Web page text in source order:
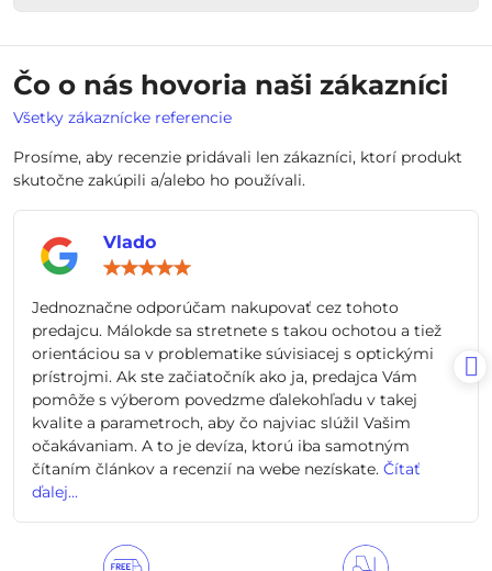
Čo o nás hovoria naši zákazníci
Všetky zákaznícke referencie
Prosíme, aby recenzie pridávali len zákazníci, ktorí produkt
skutočne zakúpili a/alebo ho používali.
Vlado
5
Jednoznačne odporúčam nakupovať cez tohoto
predajcu. Málokde sa stretnete s takou ochotou a tiež
orientáciou sa v problematike súvisiacej s optickými
prístrojmi. Ak ste začiatočník ako ja, predajca Vám
pomôže s výberom povedzme ďalekohľadu v takej
kvalite a parametroch, aby čo najviac slúžil Vašim
očakávaniam. A to je devíza, ktorú iba samotným
čítaním článkov a recenzií na webe nezískate. Čítať
ďalej...